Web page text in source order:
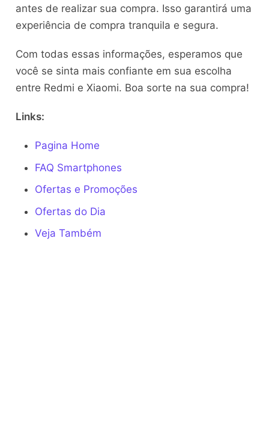
antes de realizar sua compra. Isso garantirá uma
experiência de compra tranquila e segura.
Com todas essas informações, esperamos que
você se sinta mais confiante em sua escolha
entre Redmi e Xiaomi. Boa sorte na sua compra!
Links:
Pagina Home
FAQ Smartphones
Ofertas e Promoções
Ofertas do Dia
Veja Também